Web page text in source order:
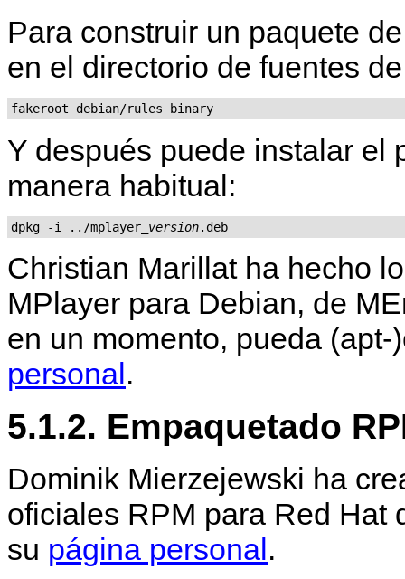
Para construir un paquete
en el directorio de fuentes
fakeroot debian/rules binary
Y después puede instalar el
manera habitual:
dpkg -i ../mplayer_ version.deb
Christian Marillat ha hecho
MPlayer para Debian, de
en un momento, pueda
personal.
5.1.2. Empaquetado
Dominik Mierzejewski ha
oficiales RPM para Red Hat
su página personal .